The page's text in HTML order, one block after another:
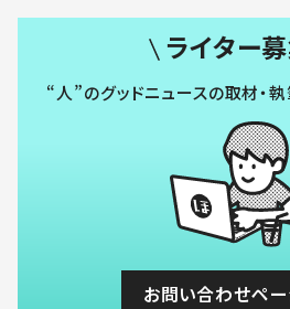
ライター募
“人”のグッドニュースの取材・
お問い合わせペ